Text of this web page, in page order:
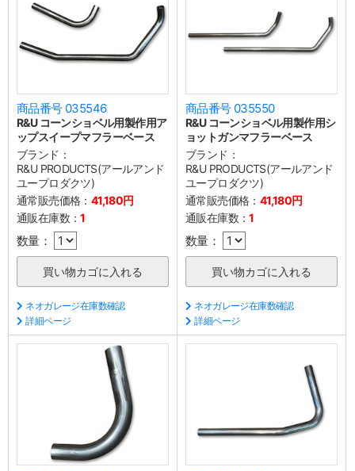
商品番号 035546
R&U コーンショベル用製作用ア
ップスイープマフラーベース
ブランド：
R&U PRODUCTS(アールアンド
ユープロダクツ)
通常販売価格： 41,180円
通販在庫数：1
数量：
ネオガレージ在庫数確認
詳細ページ
商品番号 035550
R&U コーンショベル用製作用シ
ョットガンマフラーベース
ブランド：
R&U PRODUCTS(アールアンド
ユープロダクツ)
通常販売価格： 41,180円
通販在庫数：1
数量：
ネオガレージ在庫数確認
詳細ページ